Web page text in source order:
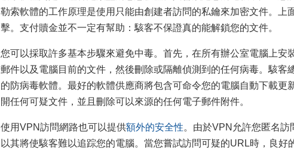
勒索軟體的工作原理是使用只能由創建者訪問的私鑰來加密文件。上
擊。支付贖金並不一定有幫助：駭客不保證真的能解鎖您的文件。
您可以採取許多基本步驟來避免中毒。首先，在所有辦公室電腦上安
郵件以及電腦目前的文件，然後刪除或隔離偵測到的任何病毒。駭客
的防病毒軟體。最好的軟體供應商將包含可命令您的電腦自動下載更
開任何可疑文件，並且刪除可以來源的任何電子郵件附件。
使用VPN訪問網路也可以提供額外的安全性。由於VPN允許您匿名
以其將使駭客難以追踪您的電腦。當您嘗試訪問可疑的URL時，良好